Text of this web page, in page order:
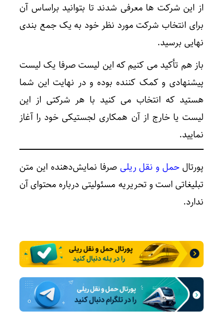
از این شرکت ها معرفی شدند تا بتوانید براساس آن
برای انتخاب شرکت مورد نظر خود به یک جمع بندی
نهایی برسید.
باز هم تأکید می کنیم که این لیست صرفا یک لیست
پیشنهادی و کمک کننده بوده و در نهایت این شما
هستید که انتخاب می کنید با هر شرکتی از این
لیست یا خارج از آن همکاری لجستیکی خود را آغاز
نمایید.
پورتال حمل و نقل ریلی صرفا نمایش‌دهنده این متن
تبلیغاتی است و تحریریه مسئولیتی درباره محتوای آن
ندارد.